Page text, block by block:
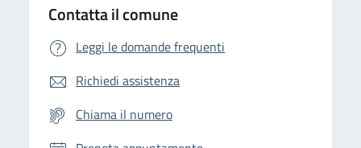
Contatta il comune
Leggi le domande frequenti
Richiedi assistenza
Chiama il numero